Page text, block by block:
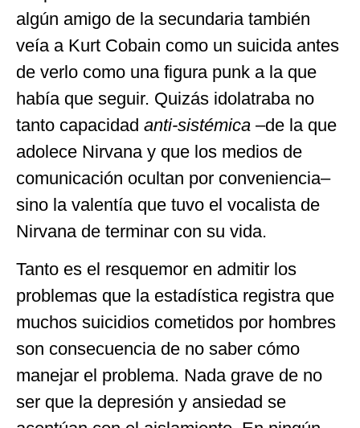
algún amigo de la secundaria también
veía a Kurt Cobain como un suicida antes
de verlo como una figura punk a la que
había que seguir. Quizás idolatraba no
tanto capacidad anti-sistémica –de la que
adolece Nirvana y que los medios de
comunicación ocultan por conveniencia–
sino la valentía que tuvo el vocalista de
Nirvana de terminar con su vida.
Tanto es el resquemor en admitir los
problemas que la estadística registra que
muchos suicidios cometidos por hombres
son consecuencia de no saber cómo
manejar el problema. Nada grave de no
ser que la depresión y ansiedad se